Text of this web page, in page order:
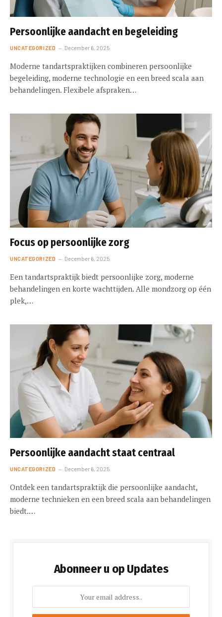
Persoonlijke aandacht en begeleiding
UNCATEGORIZED December 6, 2025
Moderne tandartspraktijken combineren persoonlijke
begeleiding, moderne technologie en een breed scala aan
behandelingen. Flexibele afspraken…
Focus op persoonlijke zorg
UNCATEGORIZED December 6, 2025
Een tandartspraktijk biedt persoonlijke zorg, moderne
behandelingen en korte wachttijden. Alle mondzorg op één
plek,…
Persoonlijke aandacht staat centraal
UNCATEGORIZED December 6, 2025
Ontdek een tandartspraktijk die persoonlijke aandacht,
moderne technieken en een breed scala aan behandelingen
biedt.…
Abonneer u op Updates